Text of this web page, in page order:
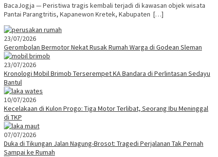
BacaJogja — Peristiwa tragis kembali terjadi di kawasan objek wisata
Pantai Parangtritis, Kapanewon Kretek, Kabupaten […]
23/07/2026
Gerombolan Bermotor Nekat Rusak Rumah Warga di Godean Sleman
23/07/2026
Kronologi Mobil Brimob Terserempet KA Bandara di Perlintasan Sedayu
Bantul
10/07/2026
Kecelakaan di Kulon Progo: Tiga Motor Terlibat, Seorang Ibu Meninggal
di TKP
07/07/2026
Duka di Tikungan Jalan Nagung-Brosot: Tragedi Perjalanan Tak Pernah
Sampai ke Rumah